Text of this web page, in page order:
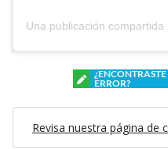
ERROR?
Revisa nuestra página de